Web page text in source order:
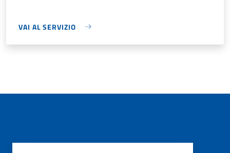
VAI AL SERVIZIO